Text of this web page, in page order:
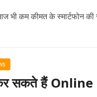
भी कम कीमत के स्मार्टफोन की
कर सकते हैं